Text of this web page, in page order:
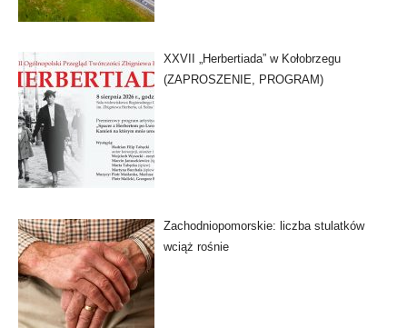
XXVII „Herbertiada” w Kołobrzegu
(ZAPROSZENIE, PROGRAM)
Zachodniopomorskie: liczba stulatków
wciąż rośnie